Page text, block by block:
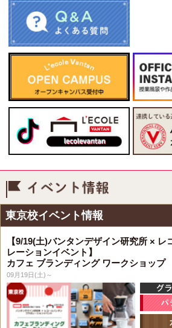
東京校イベント情報
【9/19(土)バンタンデザイン研究所 ×
レーションイベント】
カフェ ブランディング ワークショップ
09月19日(土)～